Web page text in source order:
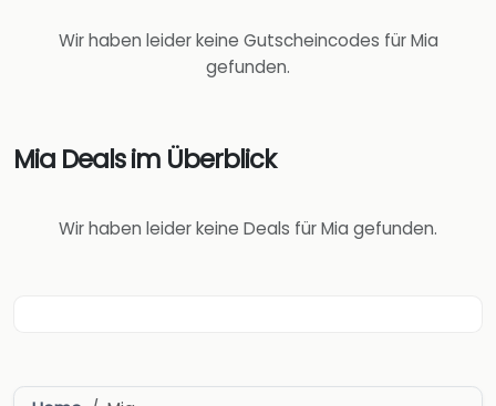
Wir haben leider keine Gutscheincodes für Mia
gefunden.
Mia Deals im Überblick
Wir haben leider keine Deals für Mia gefunden.